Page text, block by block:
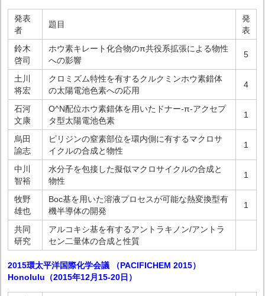
発表
者
題目
発
表
鈴木
啓司
ホウ素キレート化合物のπ共役系拡張による物性
への影響
5
土川
将宏
クロミズム特性を有するクルクミンホウ素錯体
の太陽電池色素への応用
4
石河
文康
O^N配位ホウ素錯体を用いたドナー-π-アクセプ
タ型太陽電池色素
1
烏田
諭志
ピリジンの窒素部位を環内側に有するマクロサ
イクルの合成と物性
1
中川
智裕
水分子を包接した擬似マクロサイクルの合成と
物性
1
牧野
雄也
Boc基を用いた溶液プロセスが可能な熱変換型有
機半導体の開発
1
共同
研究
アルコキシ基を有するアントラキノン/アントラ
セン二量体の合成と性質
2015環太平洋国際化学会議 （PACIFICHEM 2015）
Honolulu（2015年12月15-20日）